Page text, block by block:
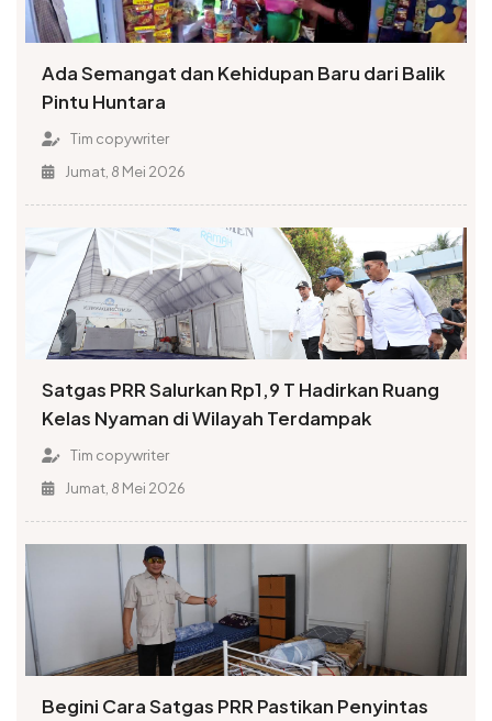
Ada Semangat dan Kehidupan Baru dari Balik
Pintu Huntara
Tim copywriter
Jumat, 8 Mei 2026
Satgas PRR Salurkan Rp1,9 T Hadirkan Ruang
Kelas Nyaman di Wilayah Terdampak
Tim copywriter
Jumat, 8 Mei 2026
Begini Cara Satgas PRR Pastikan Penyintas